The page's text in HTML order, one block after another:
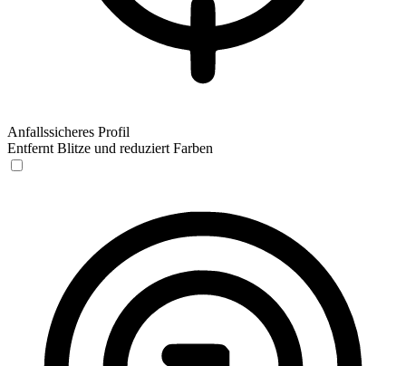
Anfallssicheres Profil
Entfernt Blitze und reduziert Farben